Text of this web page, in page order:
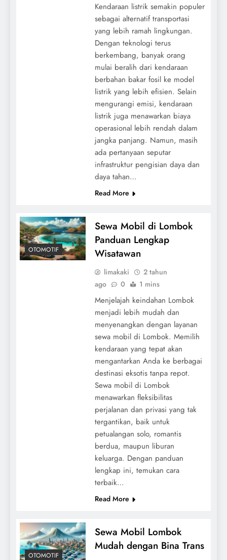
Kendaraan listrik semakin populer
sebagai alternatif transportasi
yang lebih ramah lingkungan.
Dengan teknologi terus
berkembang, banyak orang
mulai beralih dari kendaraan
berbahan bakar fosil ke model
listrik yang lebih efisien. Selain
mengurangi emisi, kendaraan
listrik juga menawarkan biaya
operasional lebih rendah dalam
jangka panjang. Namun, masih
ada pertanyaan seputar
infrastruktur pengisian daya dan
daya tahan…
Read More
OTOMOTIF
Sewa Mobil di Lombok
Panduan Lengkap
Wisatawan
limakaki
2 tahun
ago
0 1 mins
Menjelajah keindahan Lombok
menjadi lebih mudah dan
menyenangkan dengan layanan
sewa mobil di Lombok. Memilih
kendaraan yang tepat akan
mengantarkan Anda ke berbagai
destinasi eksotis tanpa repot.
Sewa mobil di Lombok
menawarkan fleksibilitas
perjalanan dan privasi yang tak
tergantikan, baik untuk
petualangan solo, romantis
berdua, maupun liburan
keluarga. Dengan panduan
lengkap ini, temukan cara
terbaik…
Read More
OTOMOTIF
Sewa Mobil Lombok
Mudah dengan Bina Trans